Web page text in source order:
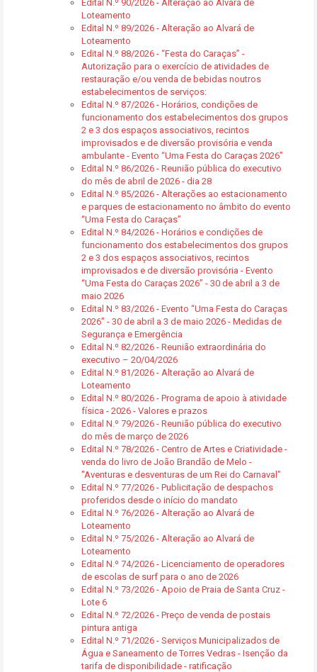
Edital N.º 90/2026 - Alteração ao Alvará de
Loteamento
Edital N.º 89/2026 - Alteração ao Alvará de
Loteamento
Edital N.º 88/2026 - “Festa do Caraças” -
Autorização para o exercício de atividades de
restauração e/ou venda de bebidas noutros
estabelecimentos de serviços:
Edital N.º 87/2026 - Horários, condições de
funcionamento dos estabelecimentos dos grupos
2 e 3 dos espaços associativos, recintos
improvisados e de diversão provisória e venda
ambulante - Evento “Uma Festa do Caraças 2026”
Edital N.º 86/2026 - Reunião pública do executivo
do mês de abril de 2026 - dia 28
Edital N.º 85/2026 - Alterações ao estacionamento
e parques de estacionamento no âmbito do evento
“Uma Festa do Caraças”
Edital N.º 84/2026 - Horários e condições de
funcionamento dos estabelecimentos dos grupos
2 e 3 dos espaços associativos, recintos
improvisados e de diversão provisória - Evento
“Uma Festa do Caraças 2026” - 30 de abril a 3 de
maio 2026
Edital N.º 83/2026 - Evento “Uma Festa do Caraças
2026” - 30 de abril a 3 de maio 2026 - Medidas de
Segurança e Emergência
Edital N.º 82/2026 - Reunião extraordinária do
executivo – 20/04/2026
Edital N.º 81/2026 - Alteração ao Alvará de
Loteamento
Edital N.º 80/2026 - Programa de apoio à atividade
física - 2026 - Valores e prazos
Edital N.º 79/2026 - Reunião pública do executivo
do mês de março de 2026
Edital N.º 78/2026 - Centro de Artes e Criatividade -
venda do livro de João Brandão de Melo -
"Aventuras e desventuras de um Rei do Carnaval"
Edital N.º 77/2026 - Publicitação de despachos
proferidos desde o início do mandato
Edital N.º 76/2026 - Alteração ao Alvará de
Loteamento
Edital N.º 75/2026 - Alteração ao Alvará de
Loteamento
Edital N.º 74/2026 - Licenciamento de operadores
de escolas de surf para o ano de 2026
Edital N.º 73/2026 - Apoio de Praia de Santa Cruz -
Lote 6
Edital N.º 72/2026 - Preço de venda de postais
pintura antiga
Edital N.º 71/2026 - Serviços Municipalizados de
Água e Saneamento de Torres Vedras - Isenção da
tarifa de disponibilidade - ratificação